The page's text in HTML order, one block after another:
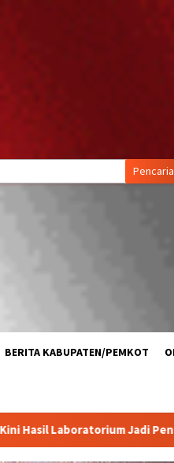
BERITA KABUPATEN/PEMKOT
Penentu: Publik Menunggu